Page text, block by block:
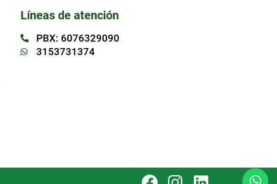
Líneas de atención
PBX: 6076329090
3153731374